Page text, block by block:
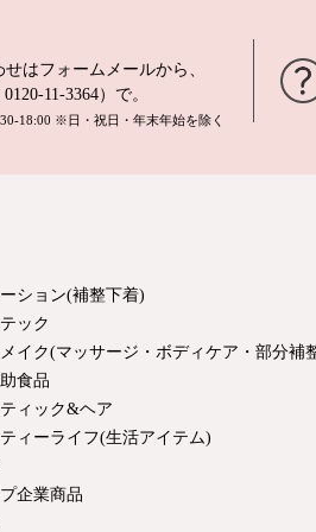
せはフォームメールから、
0120-11-3364）で。
18:00 ※日・祝日・年末年始を除く
ション(補整下着)
ック
イク(マッサージ・ボディケア・部分補
食品
ィック&ヘア
ィーライフ(生活アイテム)
企業商品